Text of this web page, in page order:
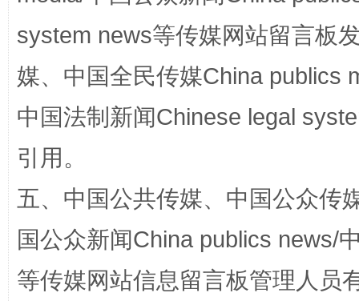
system news等传媒网站留言板
媒、中国全民传媒China publics
中国法制新闻Chinese legal
引用。
五、中国公共传媒、中国公众传
国公众新闻China publics news/
等传媒网站信息留言板管理人员